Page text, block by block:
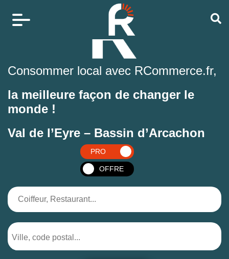
Consommer local avec RCommerce.fr,
la meilleure façon de changer le
monde !
Val de l’Eyre – Bassin d’Arcachon
PRO
OFFRE